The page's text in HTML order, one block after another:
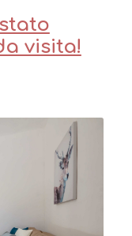
visita!